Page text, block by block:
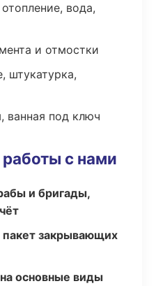
вода,
и отмостки
штукатурка,
ванная под ключ
с нами
и бригады,
закрывающих
основные виды